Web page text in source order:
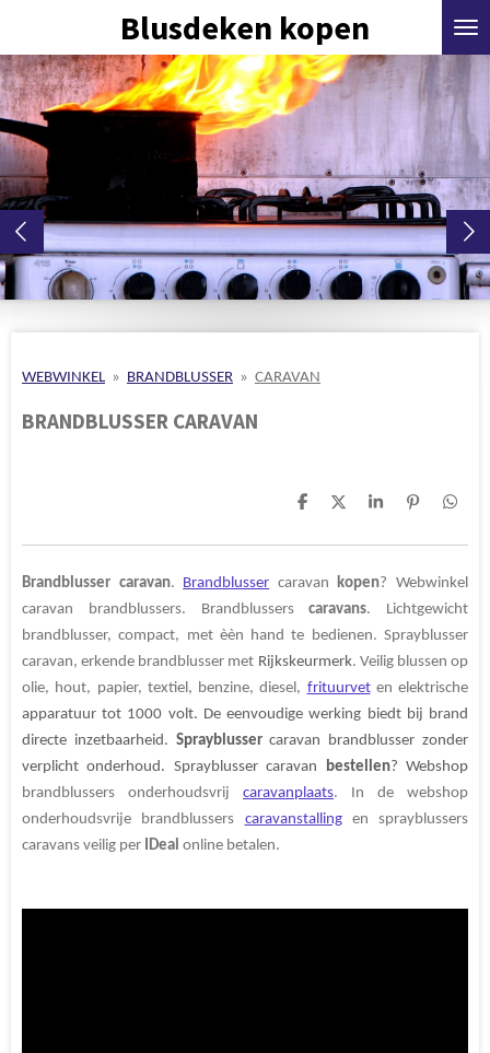
naar
de
hoofdinhoud
Blusdeken kopen
WEBWINKEL » BRANDBLUSSER » CARAVAN
BRANDBLUSSER CARAVAN
D
D
S
e
P
n
D
n
Brandblusser caravan. Brandblusser caravan kopen? Webwinkel
caravan brandblussers. Brandblusserscaravans. Lichtgewicht
brandblusser, compact, met èèn hand te bedienen. Sprayblusser
caravan, erkende brandblusser met Rijkskeurmerk. Veilig blussen op
olie, hout, papier, textiel, benzine, diesel, frituurvet en elektrische
apparatuur tot 1000 volt. De eenvoudige werking biedt bij brand
directe inzetbaarheid. Sprayblussercaravan brandblusser zonder
verplicht onderhoud. Sprayblusser caravan
bestellen? Webshop
brandblussers onderhoudsvrij caravanplaats. In de webshop
onderhoudsvrije
brandblussers caravanstalling
en sprayblussers
caravans veilig per IDeal online betalen.